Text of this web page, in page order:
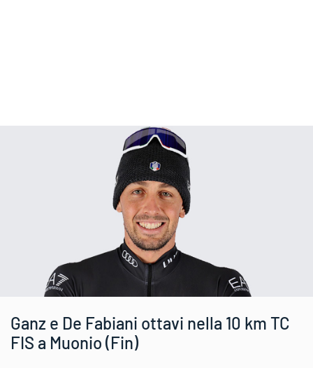
Ganz e De Fabiani ottavi nella 10 km TC
FIS a Muonio (Fin)